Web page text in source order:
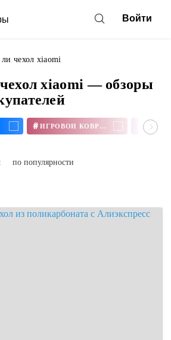
Войти
чехол xiaomi
xiaomi — обзоры
# ИГРОВОЙ КОВРИК #
по популярности